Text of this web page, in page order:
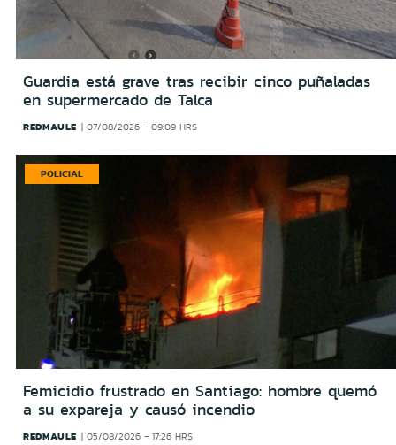
Guardia está grave tras recibir cinco puñaladas
en supermercado de Talca
REDMAULE 07/08/2026 - 09:09 HRS
POLICIAL
Femicidio frustrado en Santiago: hombre quemó
a su expareja y causó incendio
REDMAULE 05/08/2026 - 17:26 HRS